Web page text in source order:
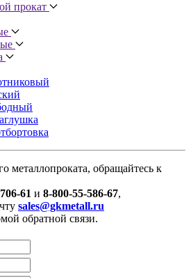
прокат
металлопроката, обращайтесь к
61 и 8-800-55-586-67,
sales@gkmetall.ru
обратной связи.